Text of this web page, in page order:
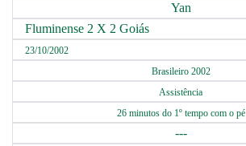
Yan
Fluminense 2 X 2 Goiás
23/10/2002
Brasileiro 2002
Assistência
26 minutos do 1º tempo com o pé
---